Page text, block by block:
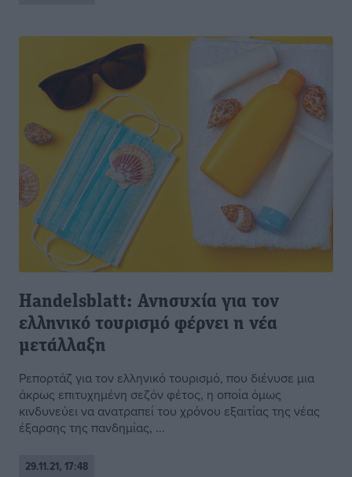
Handelsblatt: Ανησυχία για τον
ελληνικό τουρισμό φέρνει η νέα
μετάλλαξη
Ρεπορτάζ για τον ελληνικό τουρισμό, που διένυσε μια
άκρως επιτυχημένη σεζόν φέτος, η οποία όμως
κινδυνεύει να ανατραπεί του χρόνου εξαιτίας της νέας
έξαρσης της πανδημίας, ...
29.11.21, 17:48